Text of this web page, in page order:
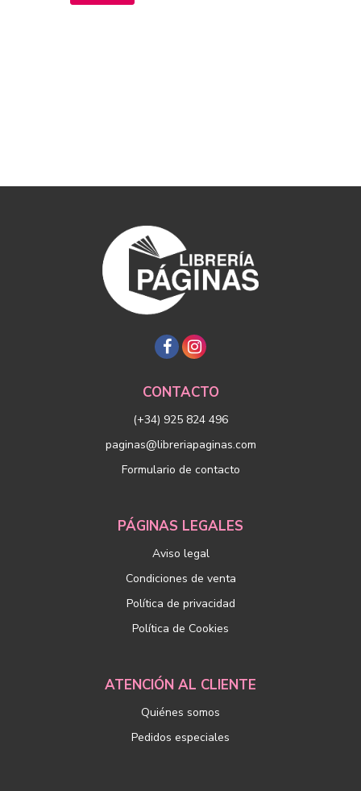
CONTACTO
(+34) 925 824 496
paginas@libreriapaginas.com
Formulario de contacto
PÁGINAS LEGALES
Aviso legal
Condiciones de venta
Política de privacidad
Política de Cookies
ATENCIÓN AL CLIENTE
Quiénes somos
Pedidos especiales